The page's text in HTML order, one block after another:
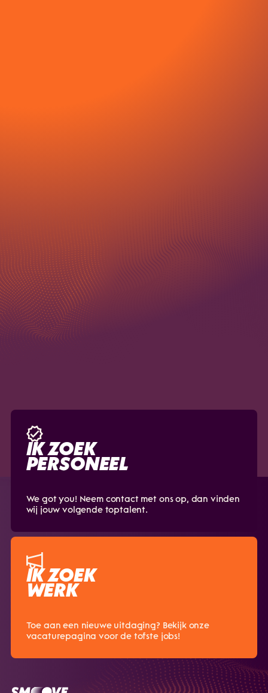
IK ZOEK
PERSONEEL
We got you! Neem contact met ons op, dan vinden
wij jouw volgende toptalent.
IK ZOEK
WERK
Toe aan een nieuwe uitdaging? Bekijk onze
vacaturepagina voor de tofste jobs!